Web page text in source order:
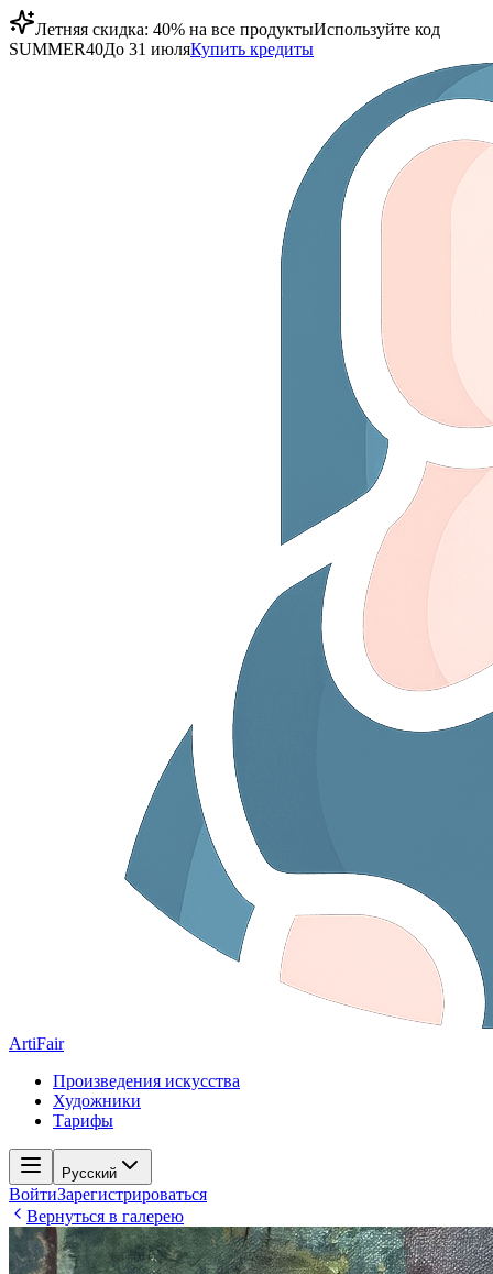
Летняя скидка: 40% на все продуктыИспользуйте код
SUMMER40До 31 июляКупить кредиты
ArtiFair
Произведения искусства
Художники
Тарифы
Русский
ВойтиЗарегистрироваться
Вернуться в галерею